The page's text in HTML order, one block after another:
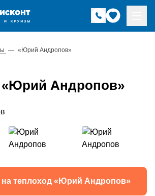
— «Юрий Андропов»
«Юрий Андропов»
на теплоход «Юрий Андропов»